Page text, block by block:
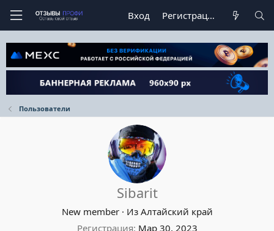
Вход Регистрация
Пользователи
Sibarit
New member · Из Алтайский край
Регистрация Мар 30, 2023